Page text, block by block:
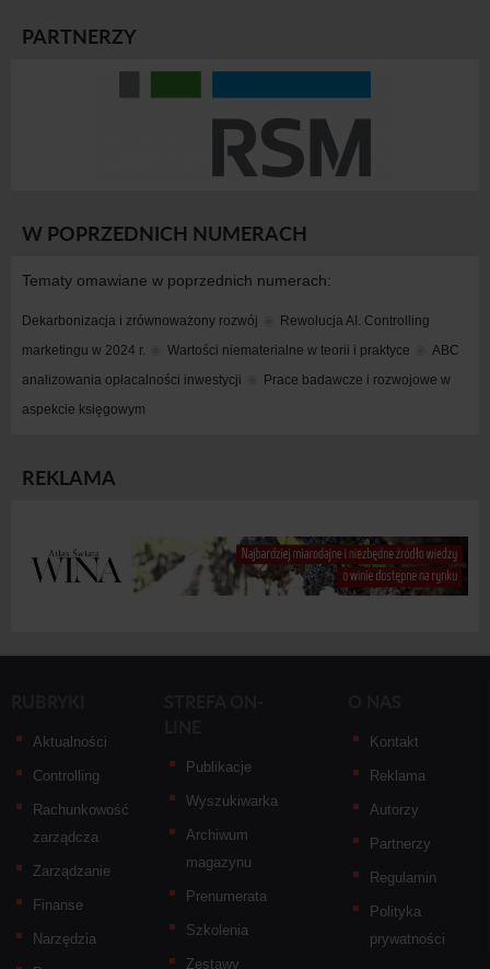
PARTNERZY
W POPRZEDNICH NUMERACH
Tematy omawiane w poprzednich numerach:
Dekarbonizacja i zrównoważony rozwój
Rewolucja AI. Controlling
marketingu w 2024 r.
Wartości niematerialne w teorii i praktyce
ABC
analizowania opłacalności inwestycji
Prace badawcze i rozwojowe w
aspekcie księgowym
REKLAMA
Aktualności
Controlling
Rachunkowość
zarządcza
Zarządzanie
Finanse
Narzędzia
Publikacje
Wyszukiwarka
Archiwum
magazynu
Prenumerata
Szkolenia
Zestawy
Kontakt
Reklama
Autorzy
Partnerzy
Regulamin
Polityka
prywatności